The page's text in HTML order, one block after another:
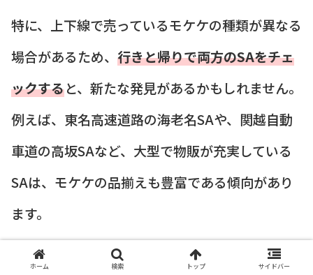
特に、上下線で売っているモケケの種類が異なる
場合があるため、 行きと帰りで両方のSAをチェ
ックすると、新たな発見があるかもしれません。
例えば、東名高速道路の海老名SAや、関越自動
車道の高坂SAなど、大型で物販が充実している
SAは、モケケの品揃えも豊富である傾向があり
ます。
ホーム 検索 トップ サイドバー